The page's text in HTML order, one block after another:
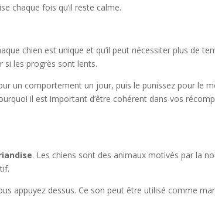
chaque fois qu’il reste calme.
chien est unique et qu’il peut nécessiter plus de
si les progrès sont lents.
un comportement un jour, puis le punissez pour le
il est important d’être cohérent dans vos
. Les chiens sont des animaux motivés par la
appuyez dessus. Ce son peut être utilisé comme